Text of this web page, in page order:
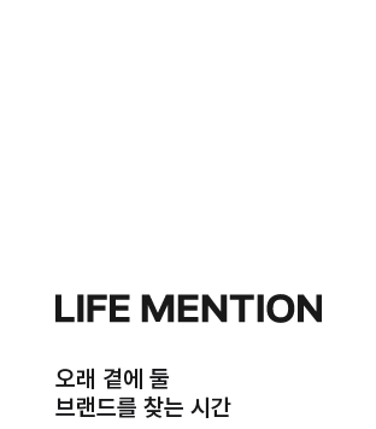
오래 곁에 둘
브랜드를 찾는 시간